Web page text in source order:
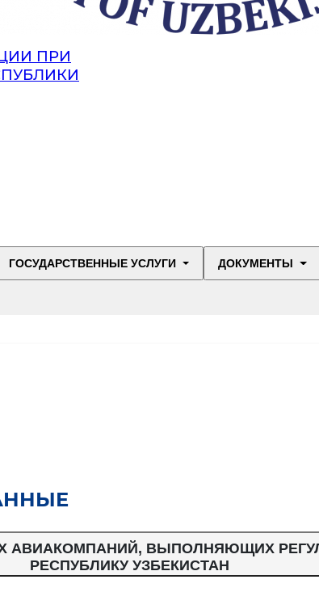
ПРИ
ГОСУДАРСТВЕННЫЕ УСЛУГИ ДОКУМЕНТЫ
АВИАКОМПАНИЙ, ВЫПОЛНЯЮЩИХ
РЕСПУБЛИКУ УЗБЕКИСТАН